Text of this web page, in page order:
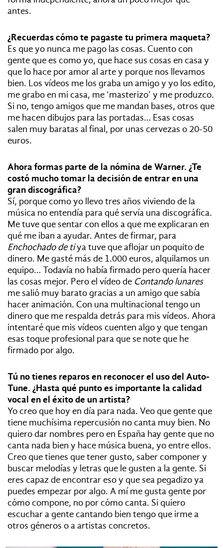
antes.
¿Recuerdas cómo te pagaste tu primera maqueta?
Es que yo nunca me pago las cosas. Cuento con
gente que es como yo, que hace sus cosas en casa y
que lo hace por amor al arte y porque nos llevamos
bien. Los vídeos me los graba un amigo y yo los edito,
me grabo en mi casa, me ‘masterizo’ y me produzco.
Si no, tengo amigos que me mandan bases, otros que
me hacen dibujos para las portadas… Esas cosas
salen muy baratas al final, por unas cervezas o 20-50
euros.
Ahora formas parte de la nómina de Warner. ¿Te
costó mucho tomar la decisión de entrar en una
gran discográfica?
Sí, porque como yo llevo tres años viviendo de la
música no entendía para qué servía una discográfica.
Me tuve que sentar con ellos a que me explicaran en
qué me iban a ayudar. Antes de firmar, para
Enchochado de tiya tuve que aflojar un poquito de
dinero. Me gasté más de 1.000 euros, alquilamos un
equipo… Todavía no había firmado pero quería hacer
las cosas mejor. Pero el vídeo de Contando lunares
me salió muy barato gracias a un amigo que sabía
hacer animación. Con una multinacional tengo un
dinero que me respalda detrás para mis vídeos. Ahora
intentaré que mis vídeos cuenten algo y que tengan
esas toque profesional para que se note que he
firmado por algo.
Tú no tienes reparos en reconocer el uso del Auto-
Tune. ¿Hasta qué punto es importante la calidad
vocal en el éxito de un artista?
Yo creo que hoy en día para nada. Veo que gente que
tiene muchísima repercusión no canta muy bien. No
quiero dar nombres pero en España hay gente que no
canta nada bien y hace música buena, yo entre ellos.
Creo que tienes que tener gusto, saber componer y
buscar melodías y letras que le gusten a la gente. Si
eres capaz de encontrar eso y que sea pegadizo ya
puedes empezar por algo. A mí me gusta gente por
cómo compone, no por cómo canta. Si quiero
escuchar a gente cantando bien tengo que irme a
otros géneros o a artistas concretos.